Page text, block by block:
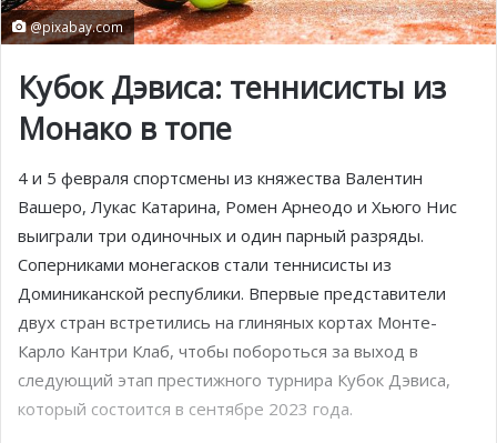
@pixabay.com
Кубок Дэвиса: теннисисты из
Монако в топе
4 и 5 февраля спортсмены из княжества Валентин
Вашеро, Лукас Катарина, Ромен Арнеодо и Хьюго Нис
выиграли три одиночных и один парный разряды.
Соперниками монегасков стали теннисисты из
Доминиканской республики. Впервые представители
двух стран встретились на глиняных кортах Монте-
Карло Кантри Клаб, чтобы побороться за выход в
следующий этап престижного турнира Кубок Дэвиса,
который состоится в сентябре 2023 года.